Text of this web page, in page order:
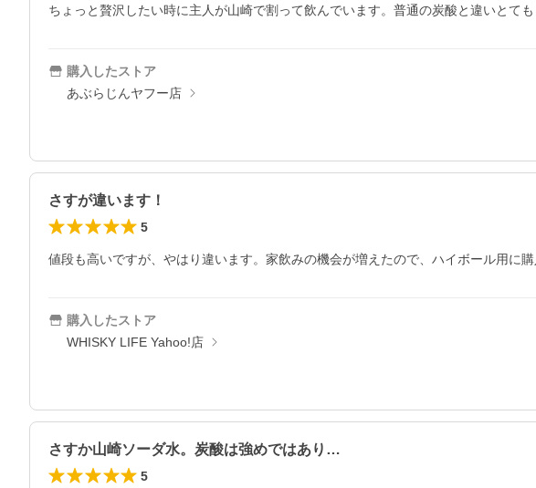
ちょっと贅沢したい時に主人が山崎で割って飲んでいます。普通の炭酸と違いとて
購入したストア
あぶらじんヤフー店
さすが違います！
5
値段も高いですが、やはり違います。家飲みの機会が増えたので、ハイボール用に
購入したストア
WHISKY LIFE Yahoo!店
さすか山崎ソーダ水。炭酸は強めではあり…
5